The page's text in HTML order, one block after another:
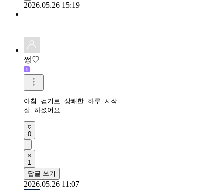
2026.05.26 15:19
쩡♡
아침 걷기로 상쾌한 하루 시작
잘 하셨어요
0
1
답글 쓰기
2026.05.26 11:07